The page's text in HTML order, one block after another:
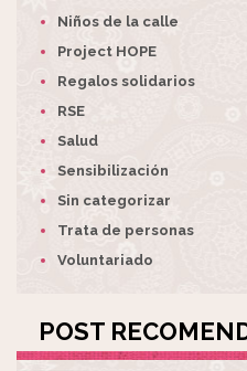
Niños de la calle
Project HOPE
Regalos solidarios
RSE
Salud
Sensibilización
Sin categorizar
Trata de personas
Voluntariado
POST